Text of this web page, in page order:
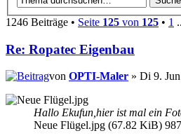
1246 Beiträge • Seite 125 von 125 • 1
Re: Ropatec Eigenbau
von OPTI-Maler » Di 9.
Hallo Ekufun,hier ist mal ein
Neue Flügel.jpg (67.82 KiB)